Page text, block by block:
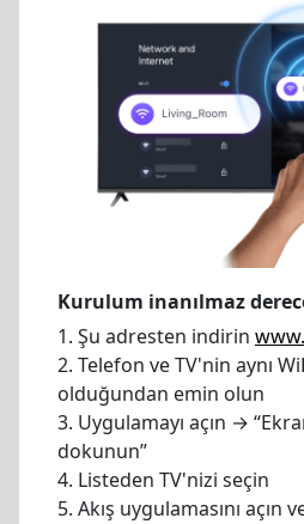
Kurulum inanılmaz
1. Şu adresten indirin
2. Telefon ve TV'nin aynı
olduğundan emin olun
3. Uygulamayı açın →
dokunun”
4. Listeden TV'nizi seçin
5. Akış uygulamasını açın